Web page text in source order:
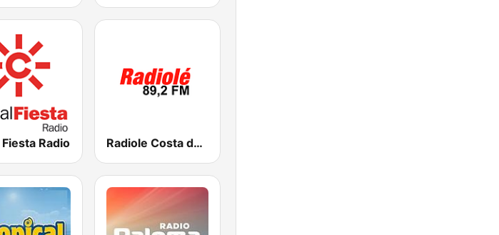
Radio Radiole Costa de la Luz